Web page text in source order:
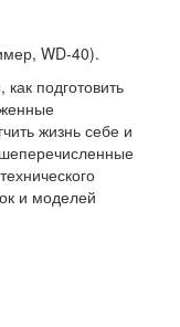
WD-40).
подготовить
жизнь себе и
и моделей